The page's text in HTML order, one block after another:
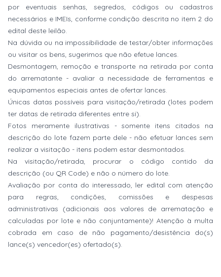
por eventuais senhas, segredos, códigos ou cadastros
necessários e IMEIs, conforme condição descrita no item 2 do
edital deste leilão.
Na dúvida ou na impossibilidade de testar/obter informações
ou visitar os bens, sugerimos que não efetue lances.
Desmontagem, remoção e transporte na retirada por conta
do arrematante - avaliar a necessidade de ferramentas e
equipamentos especiais antes de ofertar lances.
Únicas datas possíveis para visitação/retirada (lotes podem
ter datas de retirada diferentes entre si).
Fotos meramente ilustrativas - somente itens citados na
descrição do lote fazem parte dele - não efetuar lances sem
realizar a visitação - itens podem estar desmontados.
Na visitação/retirada, procurar o código contido da
descrição (ou QR Code) e não o número do lote.
Avaliação por conta do interessado, ler edital com atenção
para regras, condições, comissões e despesas
administrativas (adicionais aos valores de arrematação e
calculadas por lote e não conjuntamente)! Atenção à multa
cobrada em caso de não pagamento/desistência do(s)
lance(s) vencedor(es) ofertado(s).